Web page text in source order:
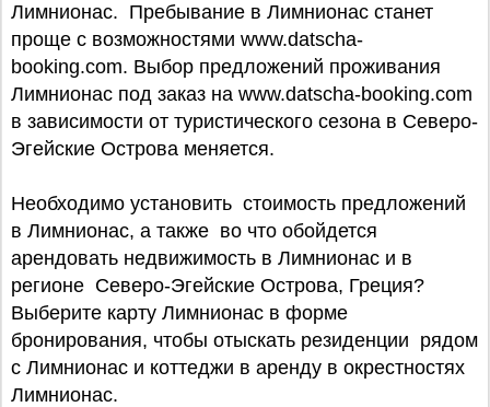
Лимнионас. Пребывание в Лимнионас станет
проще с возможностями www.datscha-
booking.com. Выбор предложений проживания
Лимнионас под заказ на www.datscha-booking.com
в зависимости от туристического сезона в Северо-
Эгейские Острова меняется.
Необходимо установить стоимость предложений
в Лимнионас, а также во что обойдется
арендовать недвижимость в Лимнионас и в
регионе Северо-Эгейские Острова, Греция?
Выберите карту Лимнионас в форме
бронирования, чтобы отыскать резиденции рядом
с Лимнионас и коттеджи в аренду в окрестностях
Лимнионас.